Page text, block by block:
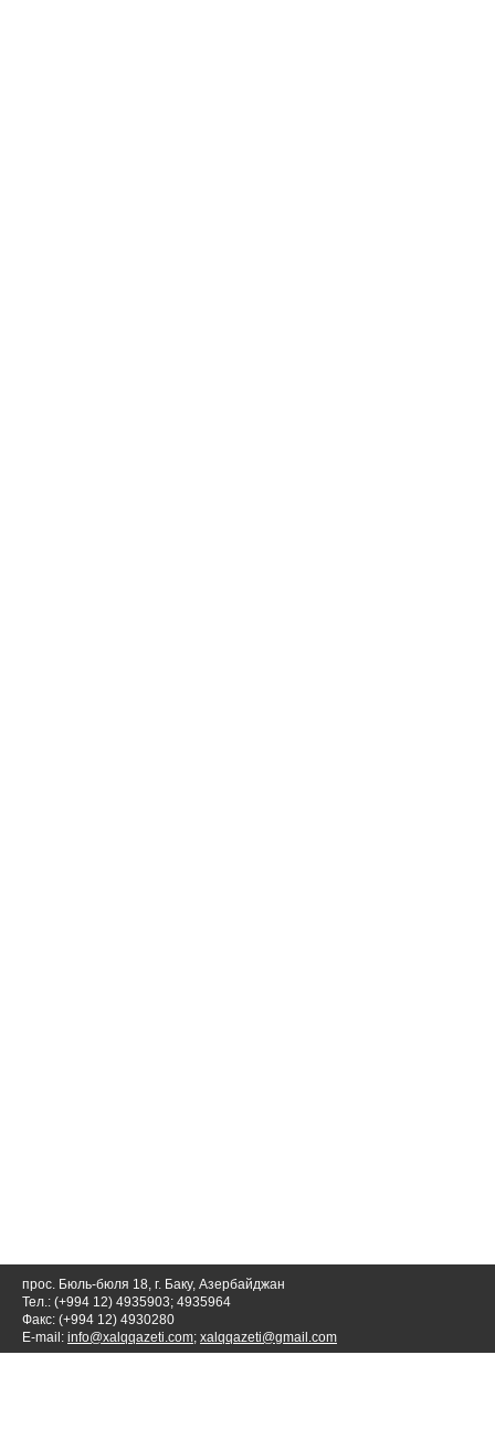
прос. Бюль-бюля 18, г. Баку, Азербайджан
Тел.: (+994 12) 4935903; 4935964
Факс: (+994 12) 4930280
E-mail: info@xalqqazeti.com; xalqqazeti@gmail.com